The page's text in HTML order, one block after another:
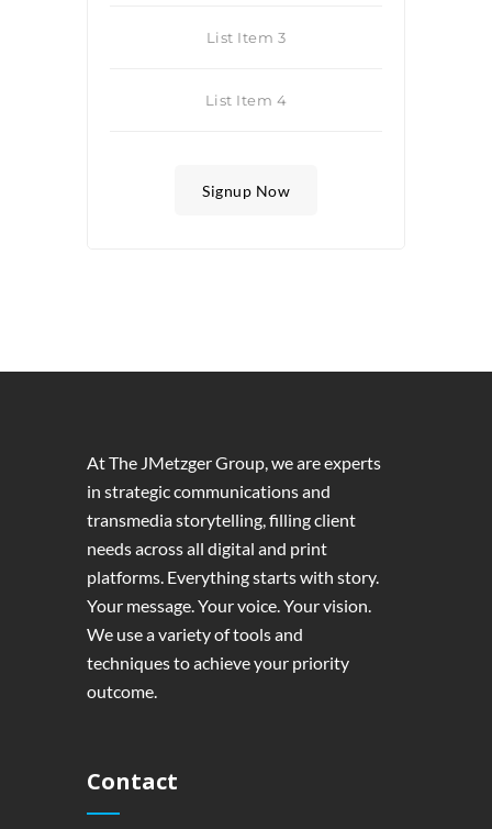
List Item 3
List Item 4
Signup Now
At The JMetzger Group, we are experts
in strategic communications and
transmedia storytelling, filling client
needs across all digital and print
platforms. Everything starts with story.
Your message. Your voice. Your vision.
We use a variety of tools and
techniques to achieve your priority
outcome.
Contact